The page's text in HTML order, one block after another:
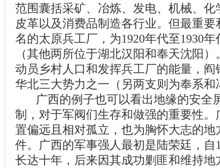
范围囊括采矿、冶炼、发电、机械、
皮革以及消费品制造各行业。但最重
名的太原兵工厂，为1920年代至1930
（其他两所位于湖北汉阳和奉天沈阳
动员乡村人口和发挥兵工厂的能量，
华北三大势力之一（另两支则为奉系和
广西的例子也可以看出地缘的安全
制，对于军阀们生存和做强的重要性
置偏远且相对孤立，也为胸怀大志的
件。广西的军事强人最初是陆荣廷，自
长达十年，后来因其成功剿匪和维持